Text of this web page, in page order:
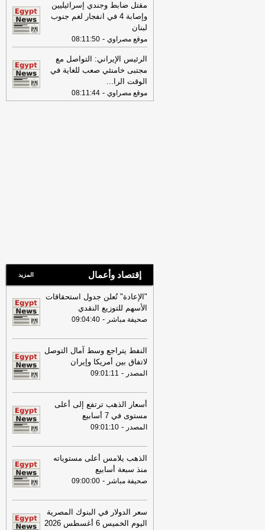
08:03
الفحص مجانًا.. "الصحة": الكشف
المبكر عن سرطان عنق الرحم يرفع فرص
الشفاء
موقع الدستور
العبور التجاري خلف المحكمة الجديدة ببور
فؤاد-اليوم السابع
07:43
إحالة 14 متهمًا بينهم قاضيان
سابقان إلى محكمة الجنايات في قضية
مقتل ضابط وجندي إسرائيليين
وإصابة 4 في انفجار لغم جنوب
لبنان
موقع مصراوي -
08:11:50
الرئيس الإيراني: التواصل مع
مجتبى خامنئي صعب للغاية في
الوقت الرا...
موقع مصراوي -
08:11:44
إقتصاد وأعمال المزيد
"الإعادة" تُعلن جدول استحقاقات
الأسهم للتوزيع النقدي
صحيفة مباشر -
09:04:40
النفط يتراجع وسط آمال التوصل
لاتفاق بين أمريكا وإيران
المصدر -
09:01:11
أسعار الذهب ترتفع إلى أعلى
مستوى في 7 أسابيع
المصدر -
09:01:10
الذهب يلامس أعلى مستوياته
منذ سبعة أسابيع
صحيفة مباشر -
09:00:00
سعر الدولار في البنوك المصرية
اليوم الخميس 6 أغسطس 2026